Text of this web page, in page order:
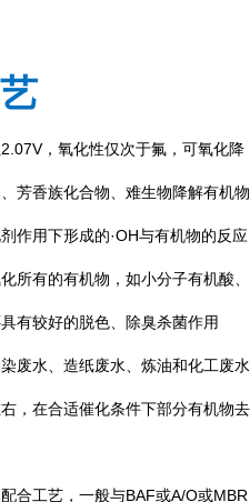
2.07V，氧化性仅次于氟，可氧化降
芳香族化合物、难生物降解有机物
作用下形成的·OH与有机物的反应
所有的有机物，如小分子有机酸、
有较好的脱色、除臭杀菌作用
废水、造纸废水、炼油和化工废水
，在合适催化条件下部分有机物去
合工艺，一般与BAF或A/O或MBR